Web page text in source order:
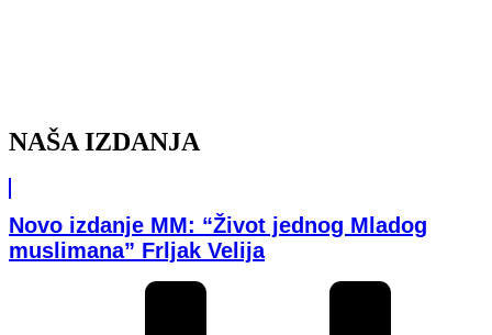
NAŠA IZDANJA
Novo izdanje MM: “Život jednog Mladog
muslimana” Frljak Velija